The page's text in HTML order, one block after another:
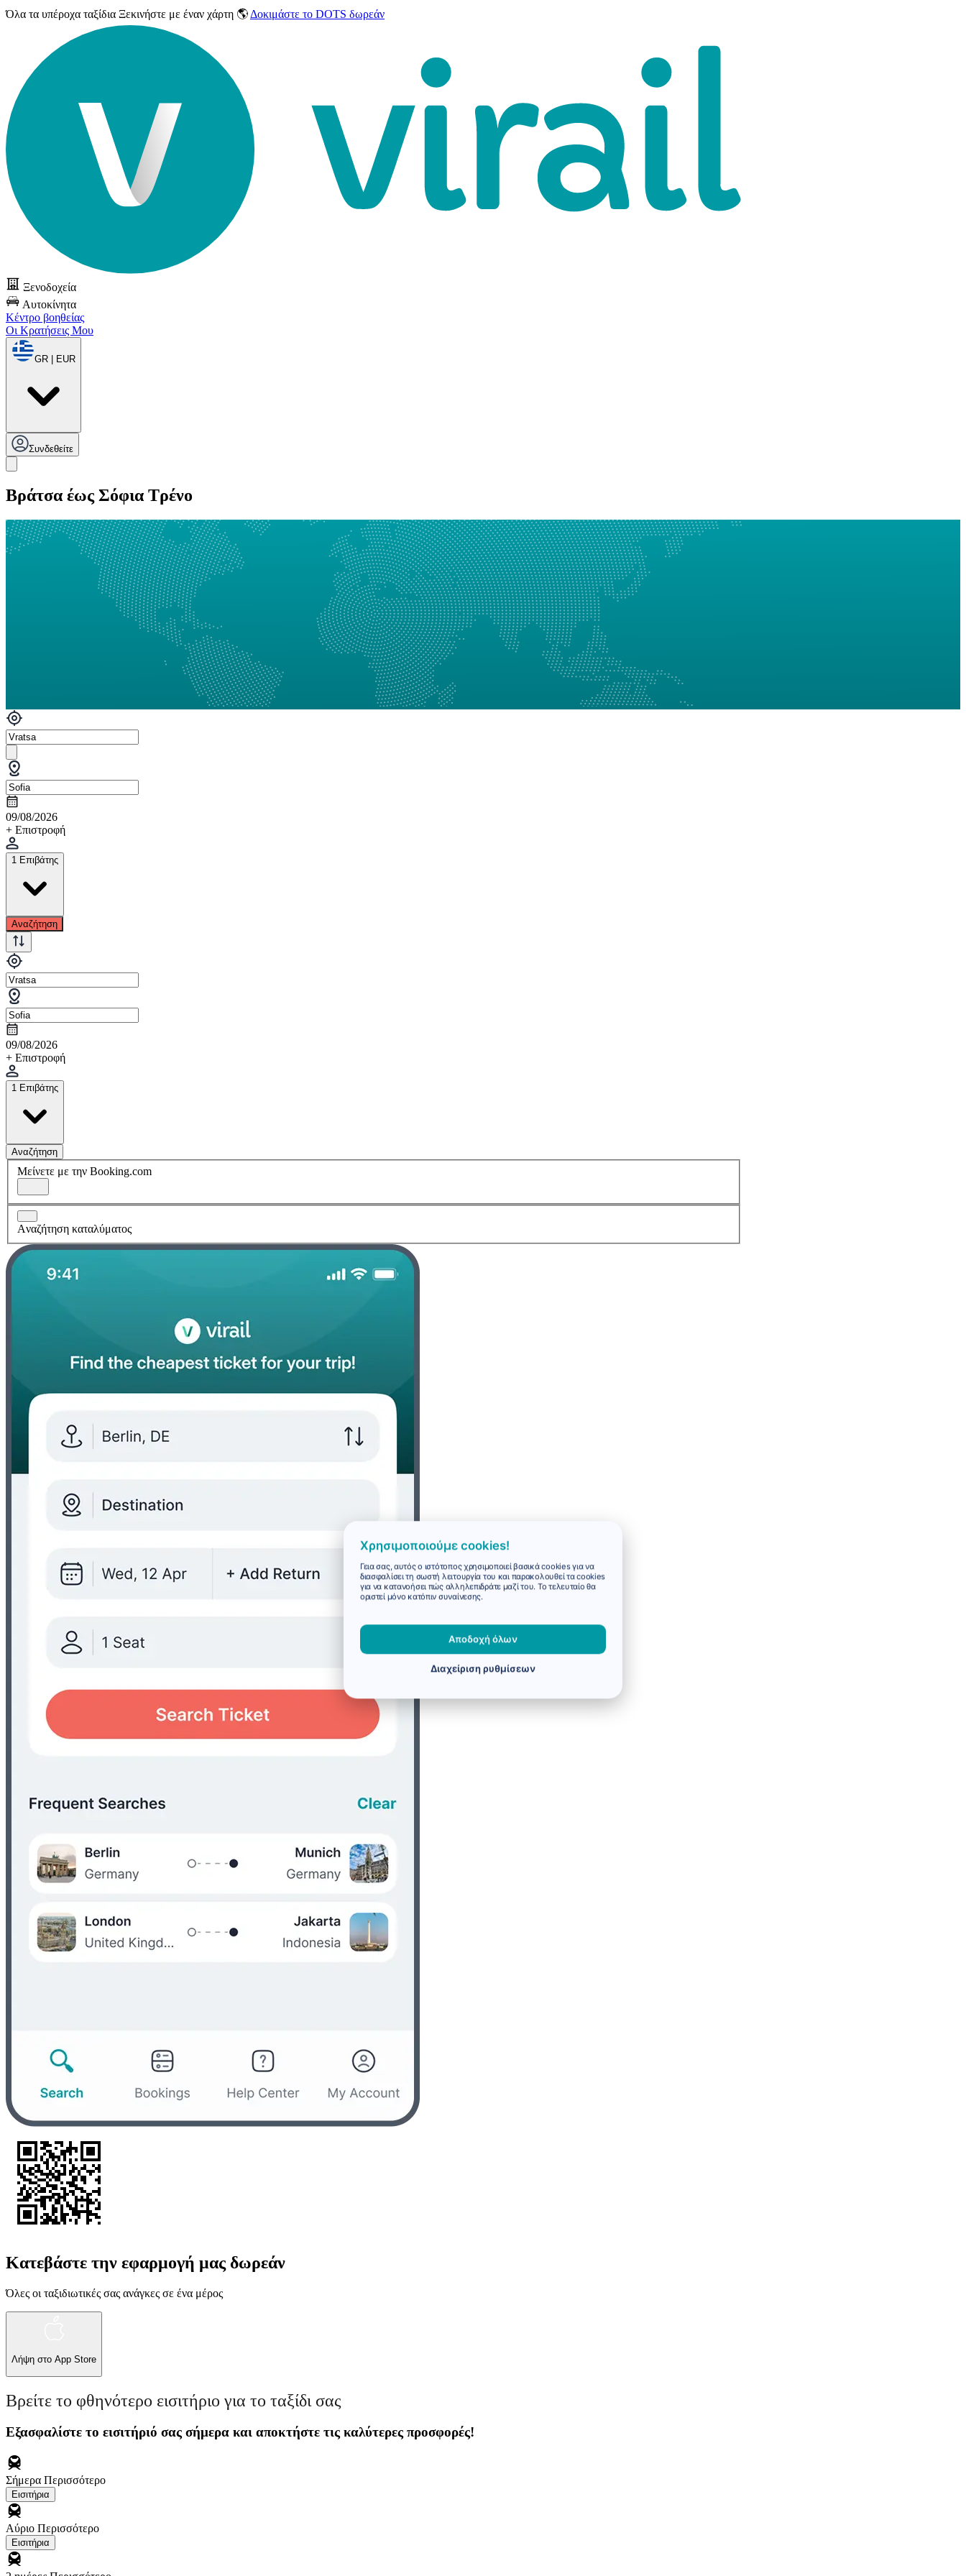
Όλα τα υπέροχα ταξίδια Ξεκινήστε με έναν χάρτη 🌎 Δοκιμάστε το DOTS δωρεάν
Ξενοδοχεία
Αυτοκίνητα
Κέντρο βοηθείας
Οι Κρατήσεις Μου
GR | EUR
Συνδεθείτε
Βράτσα έως Σόφια Τρένο
09/08/2026
+ Επιστροφή
1 Επιβάτης
Αναζήτηση
09/08/2026
+ Επιστροφή
1 Επιβάτης
Αναζήτηση
Μείνετε με την Booking.com
Aναζήτηση καταλύματος
Κατεβάστε την εφαρμογή μας δωρεάν
Όλες οι ταξιδιωτικές σας ανάγκες σε ένα μέρος
Λήψη στο App Store
Βρείτε το φθηνότερο εισιτήριο για το ταξίδι σας
Εξασφαλίστε το εισιτήριό σας σήμερα και αποκτήστε τις καλύτερες προσφορές!
Σήμερα Περισσότερο
Εισιτήρια
Αύριο Περισσότερο
Εισιτήρια
Χρησιμοποιούμε cookies!
Γεια σας, αυτός ο ιστότοπος χρησιμοποιεί βασικά cookies για να
διασφαλίσει τη σωστή λειτουργία του και παρακολουθεί τα cookies
για να κατανοήσει πώς αλληλεπιδράτε μαζί του. Το τελευταίο θα
οριστεί μόνο κατόπιν συναίνεσης.
Αποδοχή όλων
Διαχείριση ρυθμίσεων